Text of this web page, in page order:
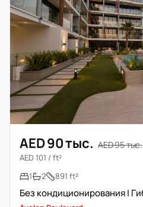
AED 90 тыс. AED 95 тыс.
AED 101 / ft²
1
2 891 ft²